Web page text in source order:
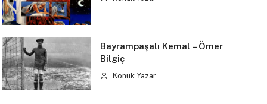
Bayrampaşalı Kemal – Ömer
Bilgiç
Konuk Yazar